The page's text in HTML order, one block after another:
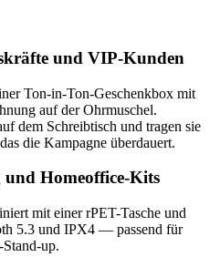
und VIP-Kunden
Ton-in-Ton-Geschenkbox mit
auf der Ohrmuschel.
dem Schreibtisch und tragen sie
die Kampagne überdauert.
Homeoffice-Kits
mit einer rPET-Tasche und
5.3 und IPX4 — passend für
up.